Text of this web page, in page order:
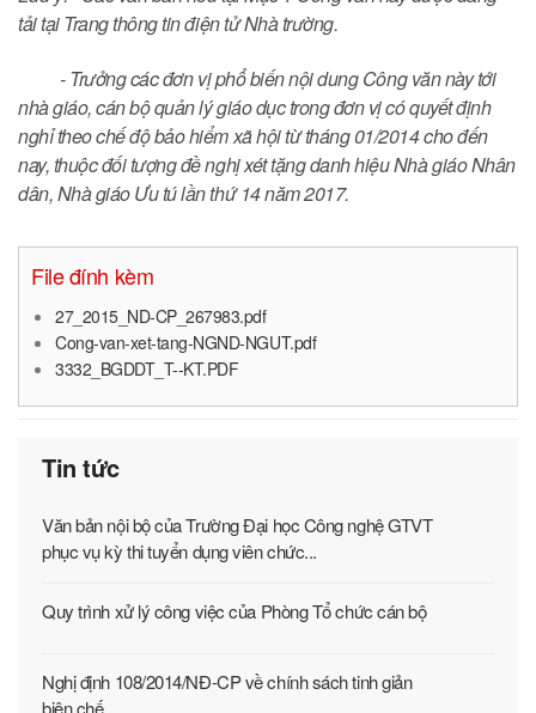
tải tại Trang thông tin điện tử Nhà trường.
- Trưởng các đơn vị phổ biến nội dung Công văn này tới
nhà giáo, cán bộ quản lý giáo dục trong đơn vị có quyết định
nghỉ theo chế độ bảo hiểm xã hội từ tháng 01/2014 cho đến
nay, thuộc đối tượng đề nghị xét tặng danh hiệu Nhà giáo Nhân
dân, Nhà giáo Ưu tú lần thứ 14 năm 2017.
File đính kèm
27_2015_ND-CP_267983.pdf
Cong-van-xet-tang-NGND-NGUT.pdf
3332_BGDDT_T--KT.PDF
Tin tức
Văn bản nội bộ của Trường Đại học Công nghệ GTVT
phục vụ kỳ thi tuyển dụng viên chức...
Quy trình xử lý công việc của Phòng Tổ chức cán bộ
Nghị định 108/2014/NĐ-CP về chính sách tinh giản
biên chế